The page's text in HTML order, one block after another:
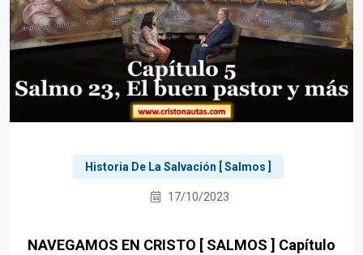
Historia De La Salvación [ Salmos ]
17/10/2023
NAVEGAMOS EN CRISTO [ SALMOS ] Capítulo